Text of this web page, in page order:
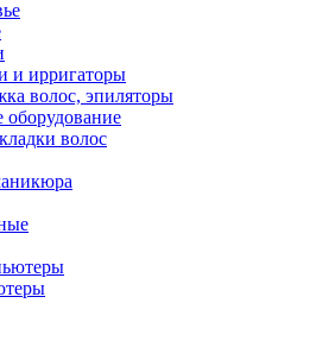
и ирригаторы
волос, эпиляторы
волос